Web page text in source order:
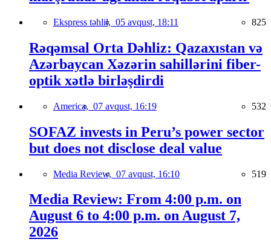
Ekspress təhlil, 05 avqust, 18:11 825
Rəqəmsal Orta Dəhliz: Qazaxıstan və
Azərbaycan Xəzərin sahillərini fiber-
optik xətlə birləşdirdi
America, 07 avqust, 16:19 532
SOFAZ invests in Peru’s power sector
but does not disclose deal value
Media Review, 07 avqust, 16:10 519
Media Review: From 4:00 p.m. on
August 6 to 4:00 p.m. on August 7,
2026